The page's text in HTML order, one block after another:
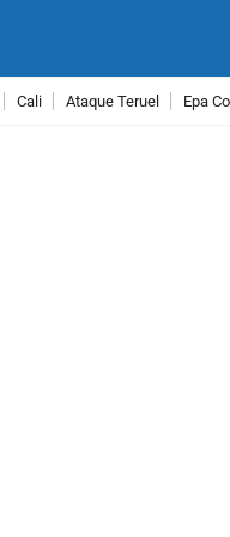
Cali Ataque Teruel Epa